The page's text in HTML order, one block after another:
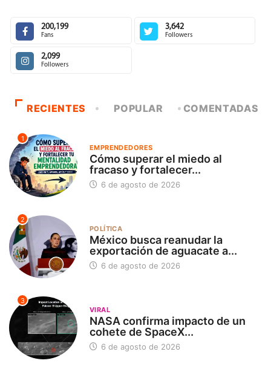
200,199
Fans
3,642
Followers
2,099
Followers
RECIENTES POPULAR COMENTADAS
1
EMPRENDEDORES
Cómo superar el miedo al
fracaso y fortalecer...
6 de agosto de 2026
2
POLÍTICA
México busca reanudar la
exportación de aguacate a...
6 de agosto de 2026
3
VIRAL
NASA confirma impacto de un
cohete de SpaceX...
6 de agosto de 2026